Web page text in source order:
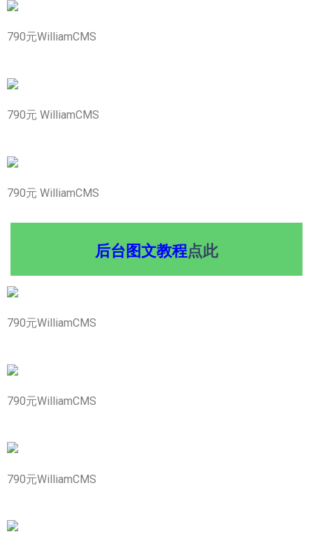
790元WilliamCMS
790元 WilliamCMS
790元 WilliamCMS
后台图文教程点此
790元WilliamCMS
790元WilliamCMS
790元WilliamCMS